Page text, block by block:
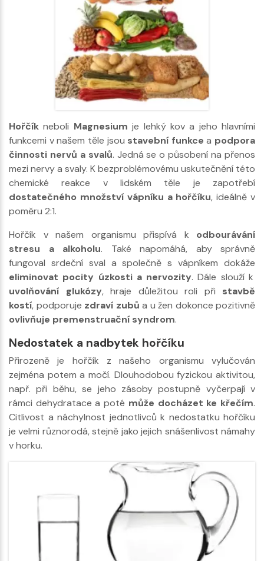
Hořčík neboli Magnesium je lehký kov a jeho hlavními
funkcemi v našem těle jsou stavební funkce a podpora
činnosti nervů a svalů. Jedná se o působení na přenos
mezi nervy a svaly. K bezproblémovému uskutečnění této
chemické reakce v lidském těle je zapotřebí
dostatečného množství vápníku a hořčíku, ideálně v
poměru 2:1.
Hořčík v našem organismu přispívá k odbourávání
stresu a
alkoholu. Také napomáhá, aby správně
fungoval srdeční sval a společně s vápníkem dokáže
eliminovat pocity úzkosti a nervozity. Dále slouží k
uvolňování glukózy, hraje důležitou roli při stavbě
kostí, podporuje zdraví zubů a u žen dokonce pozitivně
ovlivňuje premenstruační syndrom.
Nedostatek a nadbytek hořčíku
Přirozeně je hořčík z našeho organismu vylučován
zejména potem a močí. Dlouhodobou fyzickou aktivitou,
např. při běhu, se jeho zásoby postupně vyčerpají v
rámci dehydratace a poté může docházet ke křečím.
Citlivost a náchylnost jednotlivců k nedostatku hořčíku
je velmi různorodá, stejně jako jejich snášenlivost námahy
v horku.